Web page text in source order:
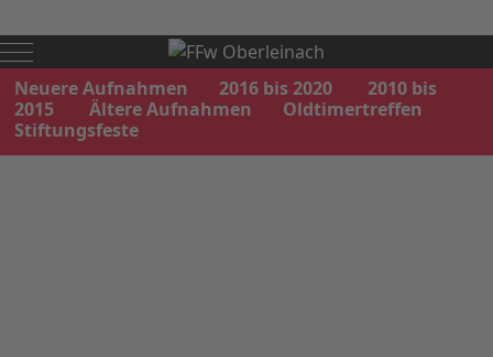
Mobile Menu Toggle
Neuere Aufnahmen
2016 bis 2020
2010 bis
2015
Ältere Aufnahmen
Oldtimertreffen
Stiftungsfeste